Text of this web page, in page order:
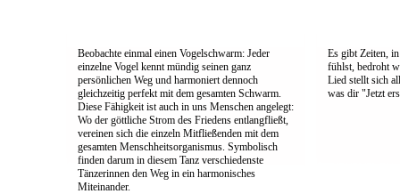
Beobachte einmal einen Vogelschwarm: Jeder
einzelne Vogel kennt mündig seinen ganz
persönlichen Weg und harmoniert dennoch
gleichzeitig perfekt mit dem gesamten Schwarm.
Diese Fähigkeit ist auch in uns Menschen angelegt:
Wo der göttliche Strom des Friedens entlangfließt,
vereinen sich die einzeln Mitfließenden mit dem
gesamten Menschheitsorganismus. Symbolisch
finden darum in diesem Tanz verschiedenste
Tänzerinnen den Weg in ein harmonisches
Miteinander.
Es gibt Zeiten,
fühlst, bedroht
Lied stellt sich
was dir "Jetzt